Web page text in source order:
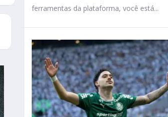
ferramentas da plataforma, você está...